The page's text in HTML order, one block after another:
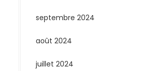
septembre 2024
août 2024
juillet 2024